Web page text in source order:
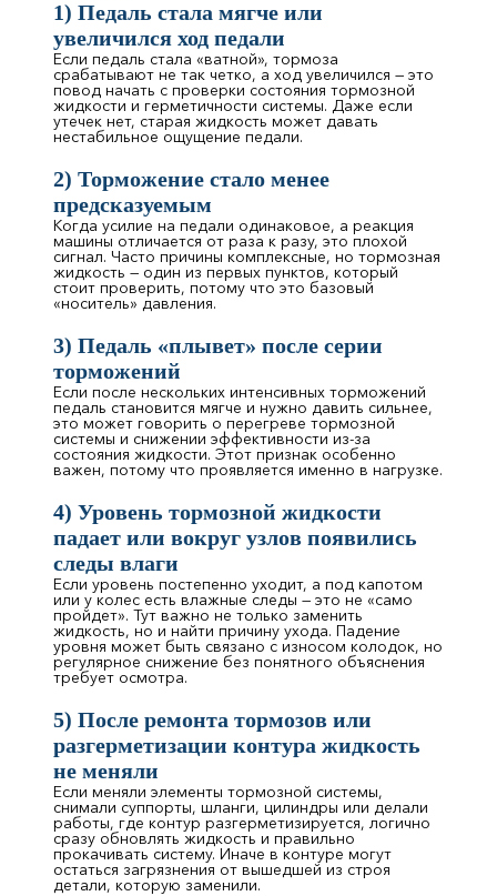
1) Педаль стала мягче или
увеличился ход педали
Если педаль стала «ватной», тормоза
срабатывают не так четко, а ход увеличился — это
повод начать с проверки состояния тормозной
жидкости и герметичности системы. Даже если
утечек нет, старая жидкость может давать
нестабильное ощущение педали.
2) Торможение стало менее
предсказуемым
Когда усилие на педали одинаковое, а реакция
машины отличается от раза к разу, это плохой
сигнал. Часто причины комплексные, но тормозная
жидкость — один из первых пунктов, который
стоит проверить, потому что это базовый
«носитель» давления.
3) Педаль «плывет» после серии
торможений
Если после нескольких интенсивных торможений
педаль становится мягче и нужно давить сильнее,
это может говорить о перегреве тормозной
системы и снижении эффективности из-за
состояния жидкости. Этот признак особенно
важен, потому что проявляется именно в нагрузке.
4) Уровень тормозной жидкости
падает или вокруг узлов появились
следы влаги
Если уровень постепенно уходит, а под капотом
или у колес есть влажные следы — это не «само
пройдет». Тут важно не только заменить
жидкость, но и найти причину ухода. Падение
уровня может быть связано с износом колодок, но
регулярное снижение без понятного объяснения
требует осмотра.
5) После ремонта тормозов или
разгерметизации контура жидкость
не меняли
Если меняли элементы тормозной системы,
снимали суппорты, шланги, цилиндры или делали
работы, где контур разгерметизируется, логично
сразу обновлять жидкость и правильно
прокачивать систему. Иначе в контуре могут
остаться загрязнения от вышедшей из строя
детали, которую заменили.